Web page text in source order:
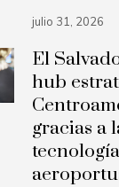
julio 31, 2026
El
hub
gracias a
tecnología